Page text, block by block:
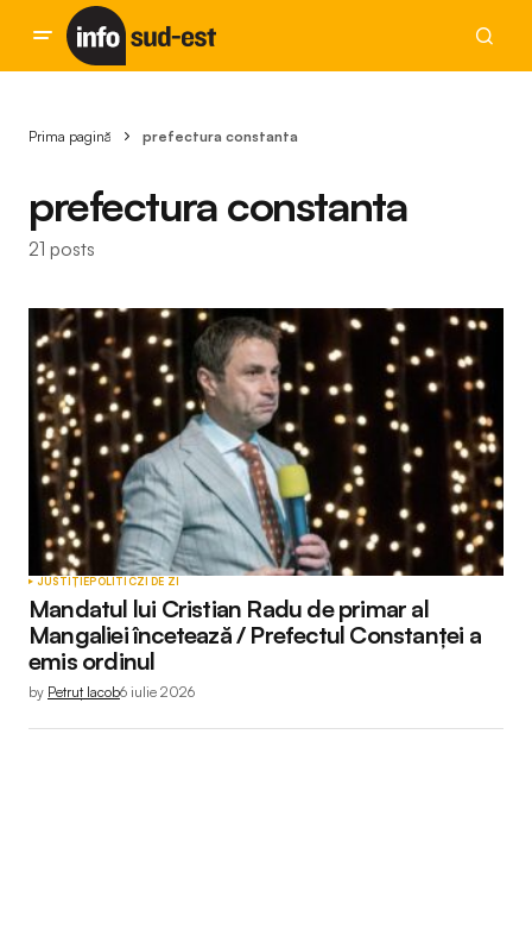
Prima pagină prefectura constanta
prefectura constanta
21 posts
JUSTIȚIEPOLITICZI DE ZI
Mandatul lui Cristian Radu de primar al
Mangaliei încetează / Prefectul Constanței a
emis ordinul
by Petruț Iacob6 iulie 2026